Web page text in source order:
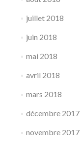
juillet 2018
juin 2018
mai 2018
avril 2018
mars 2018
décembre 2017
novembre 2017